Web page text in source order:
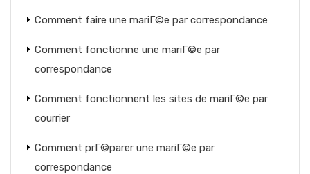
Comment faire une mariГ©e par correspondance
Comment fonctionne une mariГ©e par
correspondance
Comment fonctionnent les sites de mariГ©e par
courrier
Comment prГ©parer une mariГ©e par
correspondance